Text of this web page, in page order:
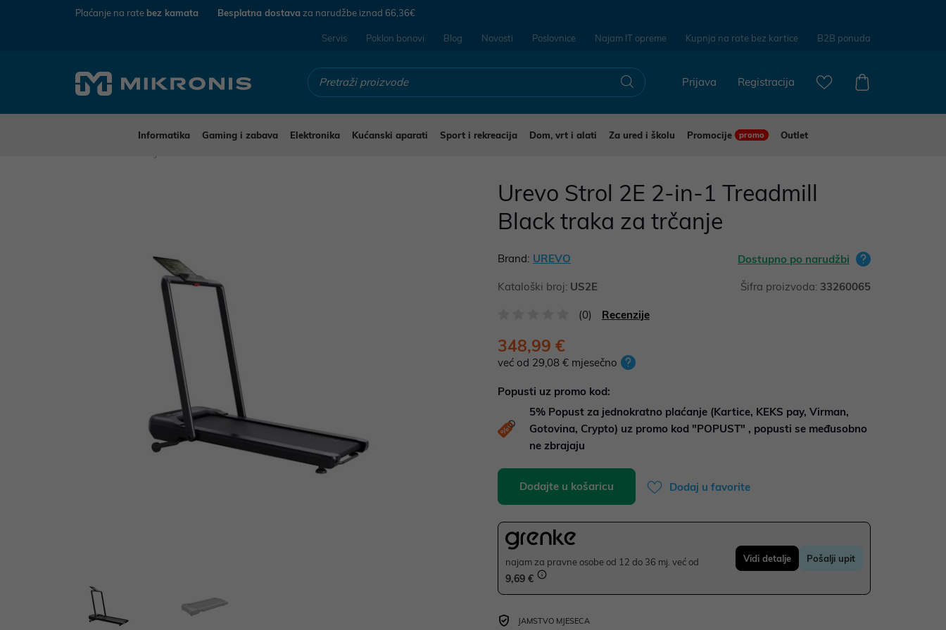
Plaćanje na rate bez kamata Besplatna dostava za narudžbe iznad 66,36€
Servis Poklon bonovi Blog Novosti Poslovnice Najam IT opreme Kupnja na rate bez kartice B2B ponuda
Registracija
Prijava
Informatika Gaming i zabava Elektronika Kućanski aparati Sport i rekreacija Dom, vrt i alati Za ured i školu Promocije promo
Outlet
Urevo Strol 2E 2-in-1 Treadmill
Black traka za trčanje
Brand: UREVO Dostupno po narudžbi
Kataloški broj: US2E Šifra proizvoda: 33260065
(0) Recenzije
348,99 €
već od 29,08 € mjesečno
Popusti uz promo kod:
5% Popust za jednokratno plaćanje (Kartice, KEKS pay, Virman,
Gotovina, Crypto) uz promo kod "POPUST" , popusti se međusobno
ne zbrajaju
Dodajte u košaricu Dodaj u favorite
najam za pravne osobe od 12 do 36 mj. već od
9,69 €
Vidi detalje Pošalji upit
JAMSTVO MJESECA